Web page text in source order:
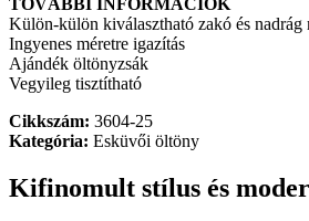
Külön-külön kiválasztható zakó és nadrág
Ingyenes méretre igazítás
Ajándék öltönyzsák
Vegyileg tisztítható
Cikkszám: 3604-25
Kategória: Esküvői öltöny
Kifinomult stílus és